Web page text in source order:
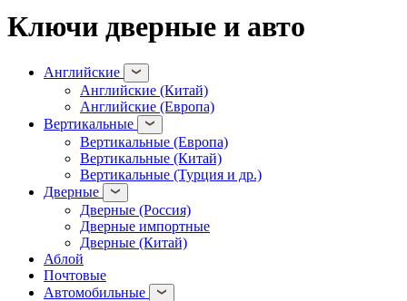
Ключи дверные и авто
Английские
Английские (Китай)
Английские (Европа)
Вертикальные
Вертикальные (Европа)
Вертикальные (Китай)
Вертикальные (Турция и др.)
Дверные
Дверные (Россия)
Дверные импортные
Дверные (Китай)
Аблой
Почтовые
Автомобильные